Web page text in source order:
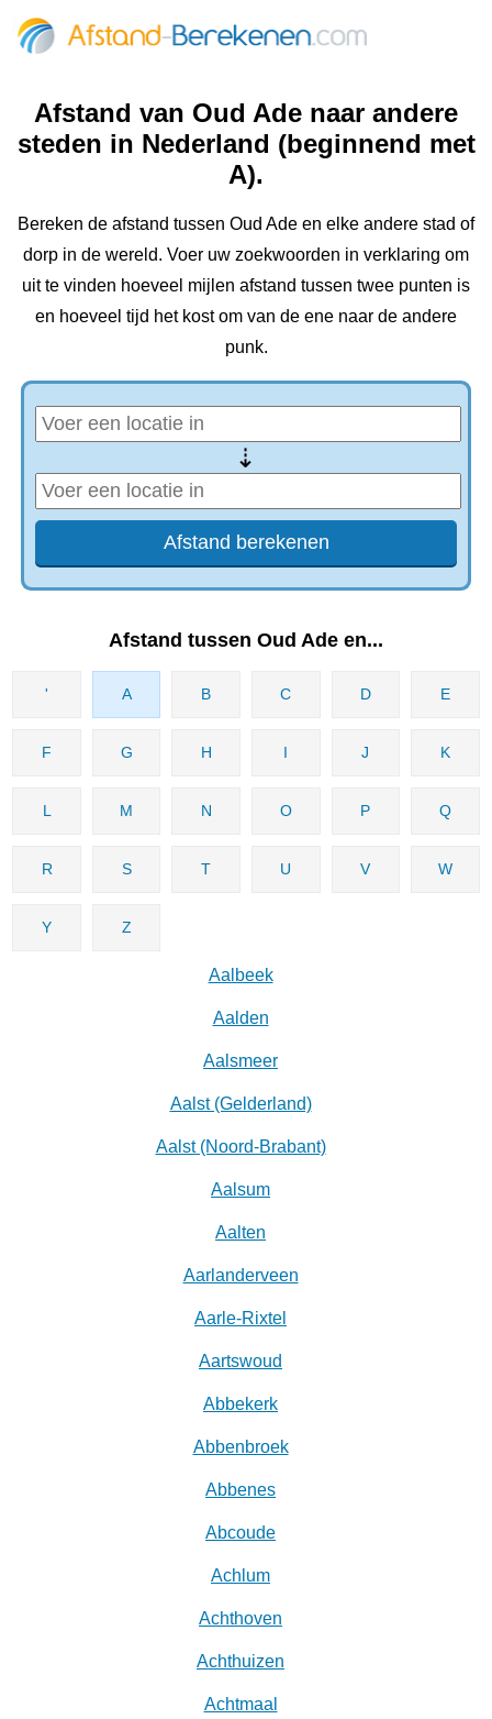
Afstand van Oud Ade naar andere
steden in Nederland (beginnend met
A).
Bereken de afstand tussen Oud Ade en elke andere stad of
dorp in de wereld. Voer uw zoekwoorden in verklaring om
uit te vinden hoeveel mijlen afstand tussen twee punten is
en hoeveel tijd het kost om van de ene naar de andere
punk.
⇢
Afstand tussen Oud Ade en...
' A B C D E
F G H I J K
L M N O P Q
R S T U V W
Y Z
Aalbeek
Aalden
Aalsmeer
Aalst (Gelderland)
Aalst (Noord-Brabant)
Aalsum
Aalten
Aarlanderveen
Aarle-Rixtel
Aartswoud
Abbekerk
Abbenbroek
Abbenes
Abcoude
Achlum
Achthoven
Achthuizen
Achtmaal